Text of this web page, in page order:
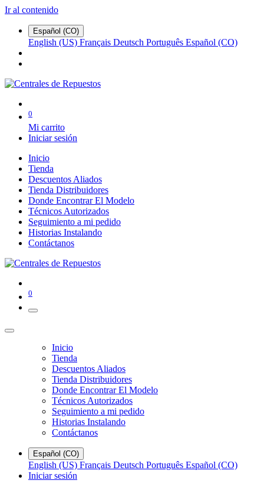
Ir al contenido
Español (CO)
English (US) Français Deutsch Português Español (CO)
0
Mi carrito
Iniciar sesión
Inicio
Tienda
Descuentos Aliados
Tienda Distribuidores
Donde Encontrar El Modelo
Técnicos Autorizados
Seguimiento a mi pedido
Historias Instalando
Contáctanos
0
Inicio
Tienda
Descuentos Aliados
Tienda Distribuidores
Donde Encontrar El Modelo
Técnicos Autorizados
Seguimiento a mi pedido
Historias Instalando
Contáctanos
Español (CO)
English (US) Français Deutsch Português Español (CO)
Iniciar sesión